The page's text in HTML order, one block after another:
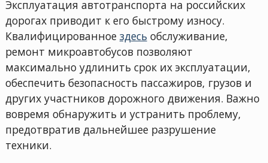
Эксплуатация автотранспорта на российских
дорогах приводит к его быстрому износу.
Квалифицированное здесь обслуживание,
ремонт микроавтобусов позволяют
максимально удлинить срок их эксплуатации,
обеспечить безопасность пассажиров, грузов и
других участников дорожного движения. Важно
вовремя обнаружить и устранить проблему,
предотвратив дальнейшее разрушение
техники.